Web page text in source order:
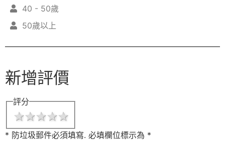
40 - 50歲
50歲以上
新增評價
評分
4 stars
3 stars
2 stars
1 star
* 防垃圾郵件必須填寫. 必填欄位標示為 *